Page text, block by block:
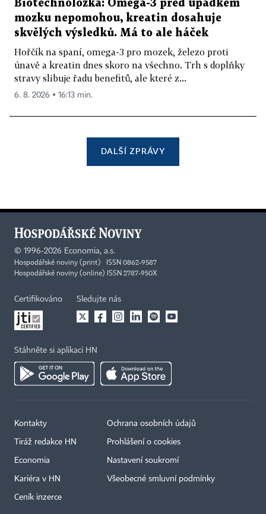
Biotechnoložka: Omega-3 před úpadkem
mozku nepomohou, kreatin dosahuje
skvělých výsledků. Má to ale háček
Hořčík na spaní, omega-3 pro mozek, železo proti
únavě a kreatin dnes skoro na všechno. Trh s doplňky
stravy slibuje řadu benefitů, ale které z...
6. 8. 2026 ▪ 16:13 min.
DALŠÍ ZPRÁVY
© 1996-2026 Economia, a.s.
Hospodářské noviny (print) ISSN 0862-9587
Hospodářské noviny (online) ISSN 2787-950X
Certifikováno Sledujte nás
Stáhněte si aplikaci HN
Kontakty
Tiráž redakce HN
Economia
Kariéra v HN
Ceník inzerce
Ochrana osobních údajů
Prohlášení o cookies
Nastavení soukromí
Všeobecné smluvní podmínky